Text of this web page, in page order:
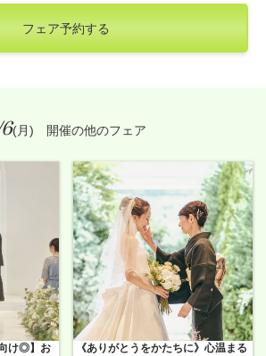
フェア予約する
(月) 開催の他のフェア
け◎】お
《ありがとうをかたちに》心温まる